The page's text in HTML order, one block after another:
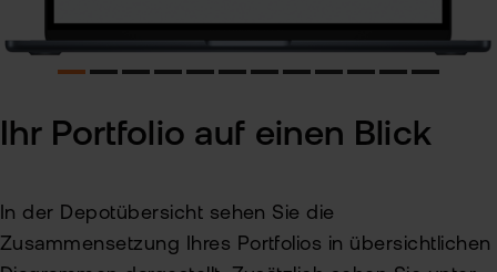
Ihr Portfolio auf einen Blick
In der Depotübersicht sehen Sie die
Zusammensetzung Ihres Portfolios in übersichtlichen